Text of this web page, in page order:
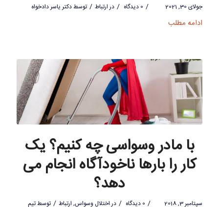
جولای 30, 2021 / 0 دیدگاه / در ارتباط / توسطدکتر یاسر دادخواه
ادامه مطلب
با مادر وسواسی چه کنیم؟ یک
کار را بارها ناخودآگاه انجام می
دهد؟
سپتامبر 3, 2018 / 0 دیدگاه / در اختلال وسواس, ارتباط / توسطتیم